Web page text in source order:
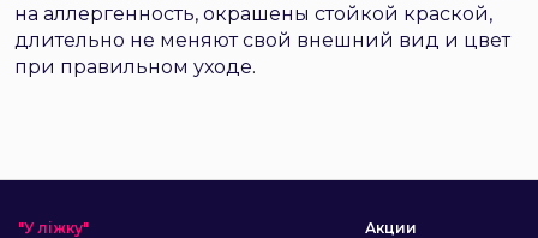
на аллергенность, окрашены стойкой краской,
длительно не меняют свой внешний вид и цвет
при правильном уходе.
"У ліжку"
Акции